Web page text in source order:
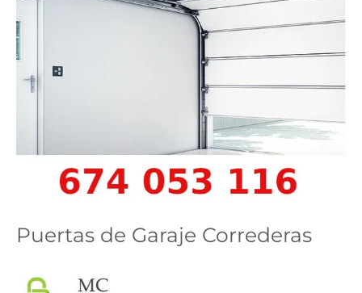
Puertas de Garaje Correderas